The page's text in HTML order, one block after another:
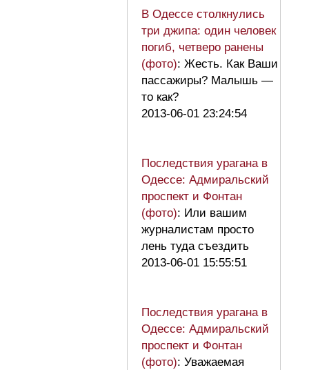
В Одессе столкнулись
три джипа: один человек
погиб, четверо ранены
(фото): Жесть. Как Ваши
пассажиры? Малышь —
то как?
2013-06-01 23:24:54
Последствия урагана в
Одессе: Адмиральский
проспект и Фонтан
(фото): Или вашим
журналистам просто
лень туда съездить
2013-06-01 15:55:51
Последствия урагана в
Одессе: Адмиральский
проспект и Фонтан
(фото): Уважаемая